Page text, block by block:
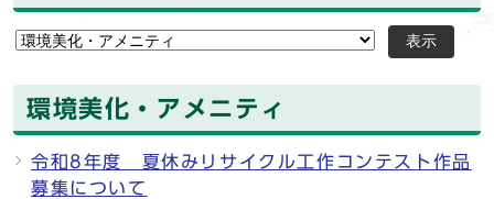
表示
環境美化・アメニティ
令和8年度 夏休みリサイクル工作コンテスト作品
募集について